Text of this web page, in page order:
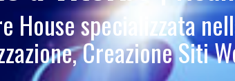
House specializzata
Creazione Siti